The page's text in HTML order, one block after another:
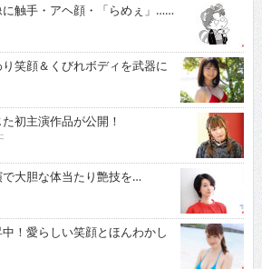
触手・アヘ顔・「らめぇ」……
笑顔＆くびれボディを武器に
初主演作品が公開！
大胆な体当たり艶技を…
！愛らしい笑顔とほんわかし